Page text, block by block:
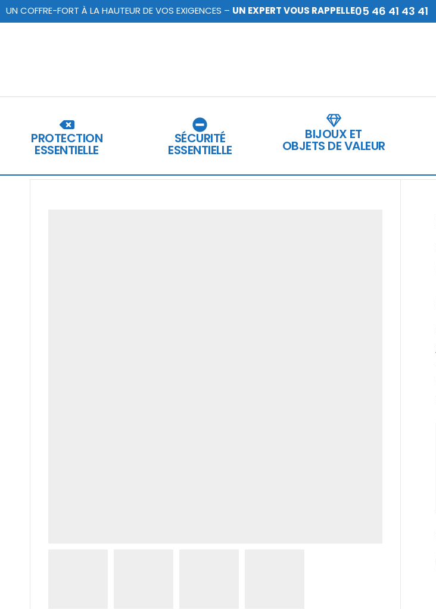
UN COFFRE-FORT À LA HAUTEUR DE VOS EXIGENCES – UN EXPERT VOUS RAPPELLE05 46 41 43 41
PROTECTION
ESSENTIELLE
SÉCURITÉ
ESSENTIELLE
BIJOUX ET
OBJETS DE VALEUR